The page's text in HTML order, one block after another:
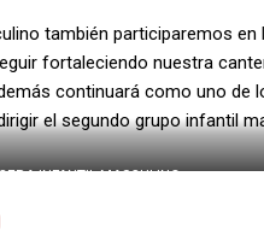
también participaremos
fortaleciendo nuestra
continuará como uno de
el segundo grupo infantil
INFANTIL MASCULINO